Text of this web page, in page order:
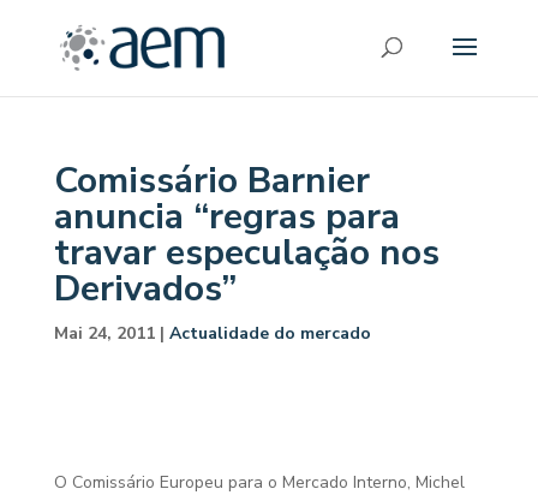
Comissário Barnier
anuncia “regras para
travar especulação nos
Derivados”
Mai 24, 2011| Actualidade do mercado
O Comissário Europeu para o Mercado Interno, Michel